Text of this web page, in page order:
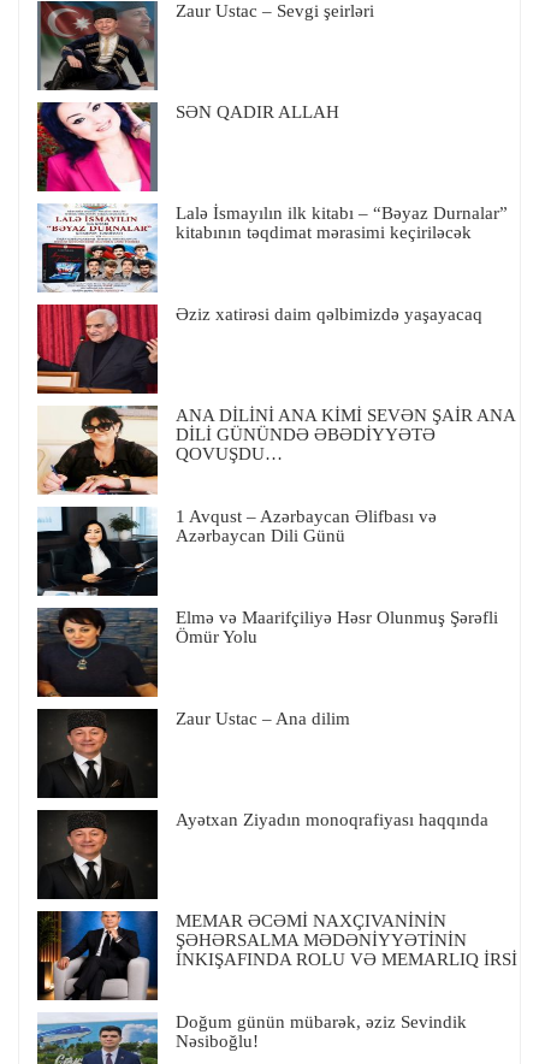
Zaur Ustac – Sevgi şeirləri
SƏN QADIR ALLAH
Lalə İsmayılın ilk kitabı – “Bəyaz Durnalar”
kitabının təqdimat mərasimi keçiriləcək
Əziz xatirəsi daim qəlbimizdə yaşayacaq
ANA DİLİNİ ANA KİMİ SEVƏN ŞAİR ANA
DİLİ GÜNÜNDƏ ƏBƏDİYYƏTƏ
QOVUŞDU…
1 Avqust – Azərbaycan Əlifbası və
Azərbaycan Dili Günü
Elmə və Maarifçiliyə Həsr Olunmuş Şərəfli
Ömür Yolu
Zaur Ustac – Ana dilim
Ayətxan Ziyadın monoqrafiyası haqqında
MEMAR ƏCƏMİ NAXÇIVANİNİN
ŞƏHƏRSALMA MƏDƏNİYYƏTİNİN
İNKIŞAFINDA ROLU VƏ MEMARLIQ İRSİ
Doğum günün mübarək, əziz Sevindik
Nəsiboğlu!